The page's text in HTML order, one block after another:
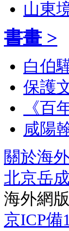
山東
書畫 >
白伯
保護
《百
咸陽
關於海
北京岳
海外網
京ICP備